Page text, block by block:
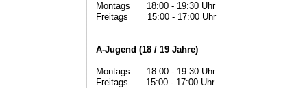
Montags
18:00 - 19:30 Uhr
Freitags
15:00 - 17:00 Uhr
A-Jugend (18 / 19 Jahre)
Montags
18:00 - 19:30 Uhr
Freitags
15:00 - 17:00 Uhr